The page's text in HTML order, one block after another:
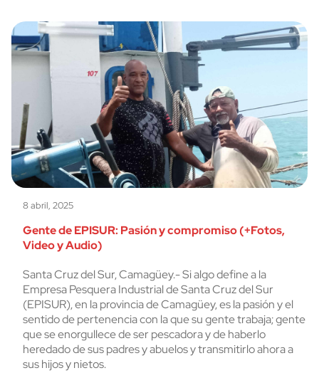
8 abril, 2025
Gente de EPISUR: Pasión y compromiso (+Fotos,
Video y Audio)
Santa Cruz del Sur, Camagüey.- Si algo define a la
Empresa Pesquera Industrial de Santa Cruz del Sur
(EPISUR), en la provincia de Camagüey, es la pasión y el
sentido de pertenencia con la que su gente trabaja; gente
que se enorgullece de ser pescadora y de haberlo
heredado de sus padres y abuelos y transmitirlo ahora a
sus hijos y nietos.